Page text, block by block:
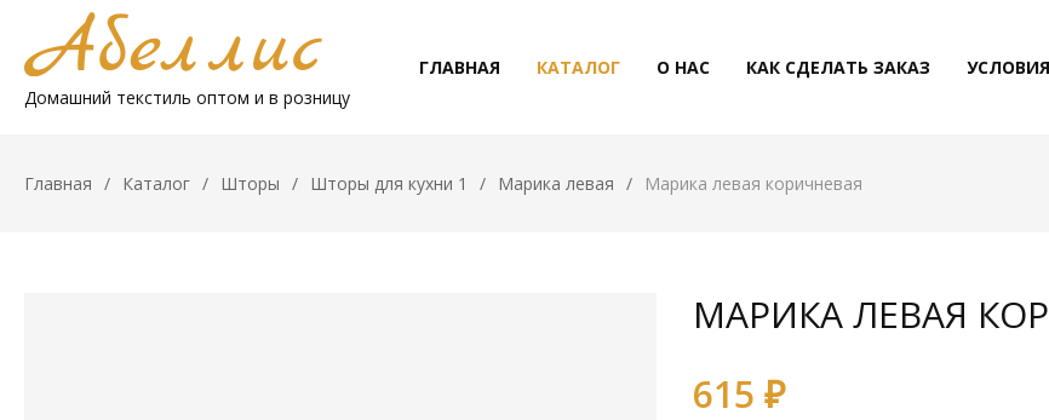
Домашний текстиль оптом и в розницу
ГЛАВНАЯ КАТАЛОГ О НАС КАК СДЕЛАТЬ ЗАКАЗ
Главная Каталог Шторы Шторы для кухни 1 Марика левая Марика левая коричневая
МАРИКА ЛЕВАЯ
615 ₽